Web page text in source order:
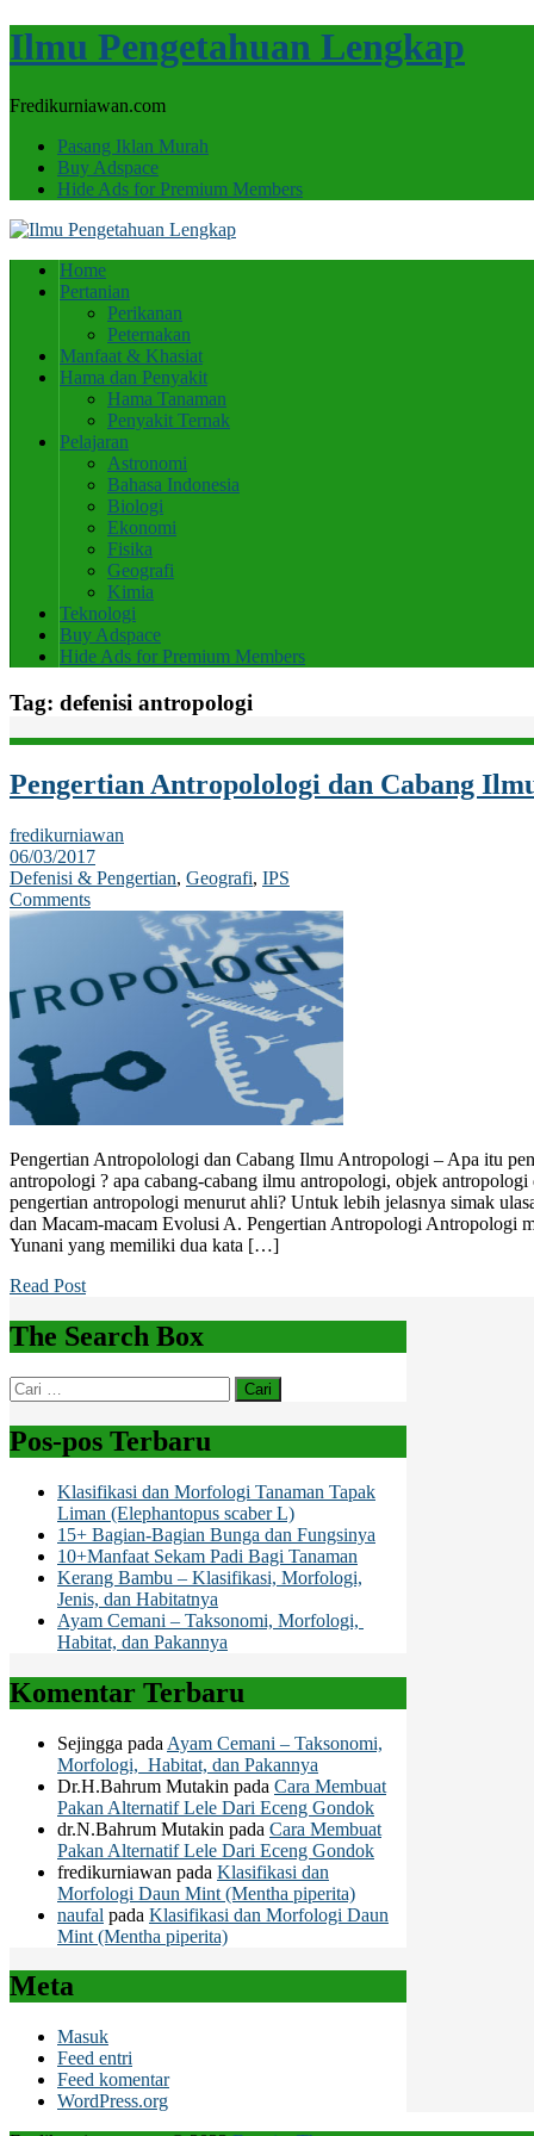
Ilmu Pengetahuan Lengkap
Fredikurniawan.com
Pasang Iklan Murah
Buy Adspace
Hide Ads for Premium Members
Home
Pertanian
Perikanan
Peternakan
Manfaat & Khasiat
Hama dan Penyakit
Hama Tanaman
Penyakit Ternak
Pelajaran
Astronomi
Bahasa Indonesia
Biologi
Ekonomi
Fisika
Geografi
Kimia
Teknologi
Buy Adspace
Hide Ads for Premium Members
Tag: defenisi antropologi
Pengertian Antropolologi dan Cabang
fredikurniawan
06/03/2017
Defenisi & Pengertian, Geografi, IPS
Comments
Pengertian Antropolologi dan Cabang Ilmu Antropologi – Apa itu
antropologi ? apa cabang-cabang ilmu antropologi, objek
pengertian antropologi menurut ahli? Untuk lebih jelasnya simak
dan Macam-macam Evolusi A. Pengertian Antropologi Antropologi
Yunani yang memiliki dua kata […]
Read Post
The Search Box
Cari
untuk:
Pos-pos Terbaru
Klasifikasi dan Morfologi Tanaman Tapak
Liman (Elephantopus scaber L)
15+ Bagian-Bagian Bunga dan Fungsinya
10+Manfaat Sekam Padi Bagi Tanaman
Kerang Bambu – Klasifikasi, Morfologi,
Jenis, dan Habitatnya
Ayam Cemani – Taksonomi, Morfologi,
Habitat, dan Pakannya
Komentar Terbaru
Sejingga pada Ayam Cemani – Taksonomi,
Morfologi, Habitat, dan Pakannya
Dr.H.Bahrum Mutakin pada Cara Membuat
Pakan Alternatif Lele Dari Eceng Gondok
dr.N.Bahrum Mutakin pada Cara Membuat
Pakan Alternatif Lele Dari Eceng Gondok
fredikurniawan pada Klasifikasi dan
Morfologi Daun Mint (Mentha piperita)
naufal pada Klasifikasi dan Morfologi Daun
Mint (Mentha piperita)
Meta
Masuk
Feed entri
Feed komentar
WordPress.org